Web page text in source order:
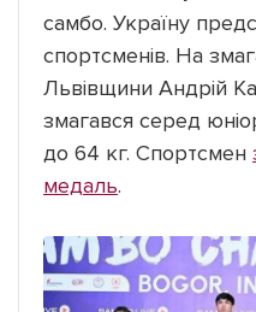
самбо. Україну
спортсменів. На
Львівщини Андрій
змагався серед
до 64 кг. Спортсмен
медаль.